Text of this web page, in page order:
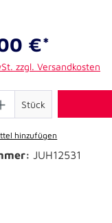
€*
zzgl. Versandkosten
Stück
hinzufügen
JUH12531